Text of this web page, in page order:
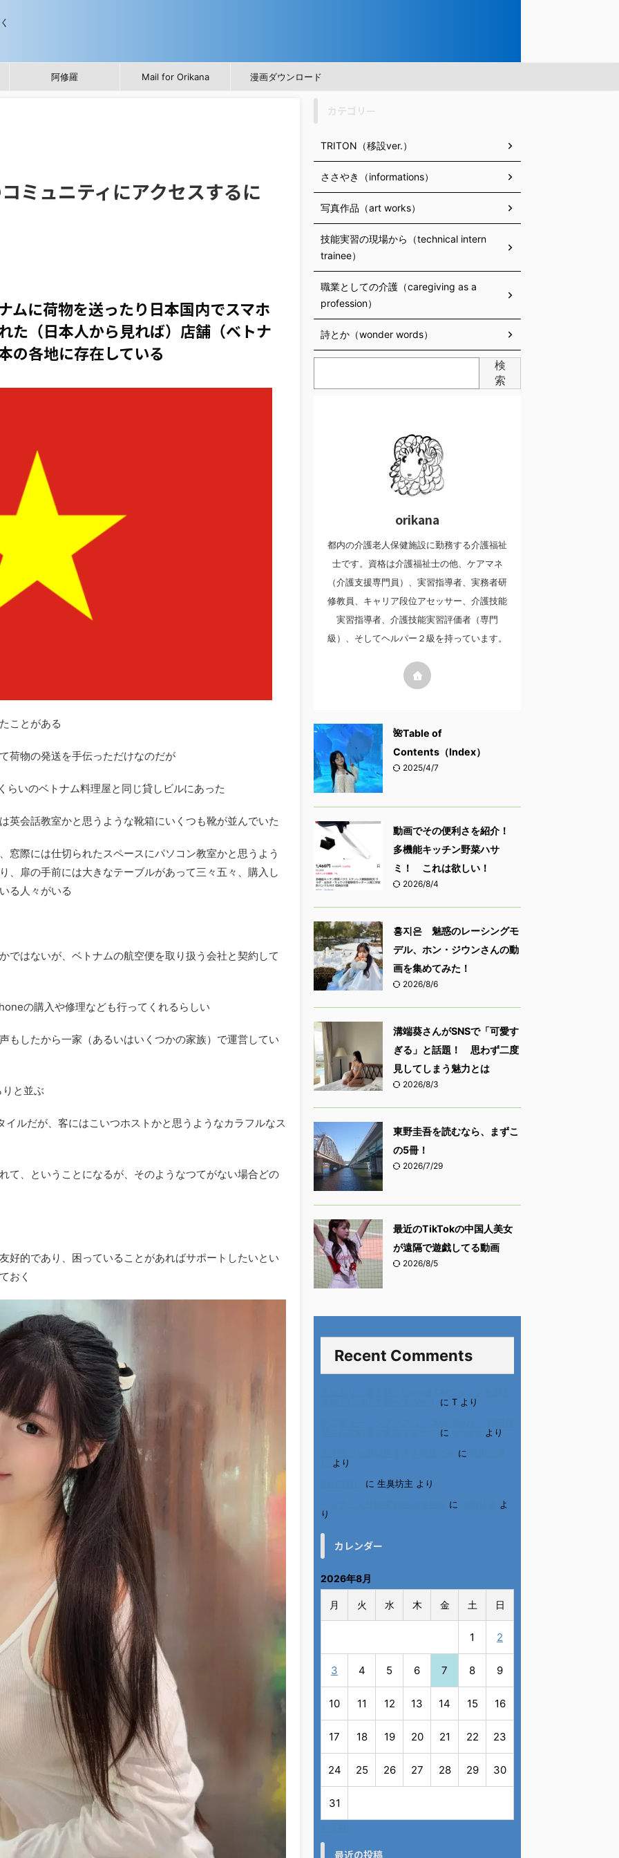
阿修羅 Mail for Orikana 漫画ダウンロード
ミュニティにアクセスするに
ムに荷物を送ったり日本国内でスマホ
た（日本人から見れば）店舗（ベトナ
の各地に存在している
ことがある
荷物の発送を手伝っただけなのだが
いのベトナム料理屋と同じ貸しビルにあった
英会話教室かと思うような靴箱にいくつも靴が並んでいた
窓際には仕切られたスペースにパソコン教室かと思うよう
、扉の手前には大きなテーブルがあって三々五々、購入し
る人々がいる
ではないが、ベトナムの航空便を取り扱う会社と契約して
の購入や修理なども行ってくれるらしい
もしたから一家（あるいはいくつかの家族）で運営してい
と並ぶ
ルだが、客にはこいつホストかと思うようなカラフルなス
て、ということになるが、そのようなつてがない場合どの
好的であり、困っていることがあればサポートしたいとい
おく
TRITON（移設ver.）
ささやき（informations）
写真作品（art works）
技能実習の現場から（technical intern
trainee）
職業としての介護（caregiving as a
profession）
詩とか（wonder words）
検
索
orikana
都内の介護老人保健施設に勤務する介護福祉
士です。資格は介護福祉士の他、ケアマネ
（介護支援専門員）、実習指導者、実務者研
修教員、キャリア段位アセッサー、介護技能
実習指導者、介護技能実習評価者（専門
級）、そしてヘルパー２級を持っています。
🌺Table of
Contents（Index）
2025/4/7
動画でその便利さを紹介！
多機能キッチン野菜ハサ
ミ！ これは欲しい！
2026/8/4
홍지은 魅惑のレーシングモ
デル、ホン・ジウンさんの動
画を集めてみた！
2026/8/6
溝端葵さんがSNSで「可愛す
ぎる」と話題！ 思わず二度
見してしまう魅力とは
2026/8/3
東野圭吾を読むなら、まずこ
の5冊！
2026/7/29
最近のTikTokの中国人美女
が遠隔で遊戯してる動画
2026/8/5
Recent Comments
に T より
に
より
に
より
に 生臭坊主 より
に
よ
り
カレンダー
2026年8月
月 火 水 木 金 土 日
1 2
3 4 5 6 7 8 9
10 11 12 13 14 15 16
17 18 19 20 21 22 23
24 25 26 27 28 29 30
31
最近の投稿